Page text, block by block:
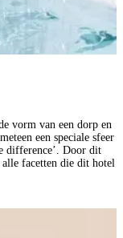
vorm van een dorp en
een speciale sfeer
difference’. Door dit
facetten die dit hotel